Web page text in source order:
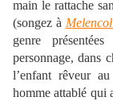
main le rattache
(songez à
genre
personnage, dans
l’enfant rêveur
homme attablé qui